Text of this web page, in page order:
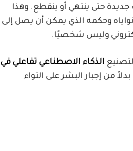
جديدة حتى ينتهي أو ينقطع. وهذا
وحكمه الذي يمكن أن يصل إلى
وليس شخصيًا.
الذكاء الاصطناعي تفاعلي في
من إجبار البشر على التواء